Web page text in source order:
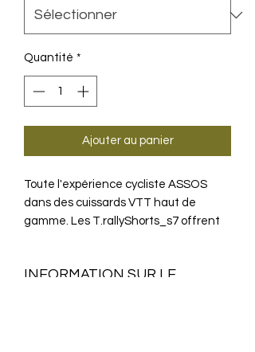
Quantité *
Ajouter au panier
Toute l'expérience cycliste ASSOS
dans des cuissards VTT haut de
gamme. Les T.rallyShorts_s7 offrent
INFORMATION SUR LE